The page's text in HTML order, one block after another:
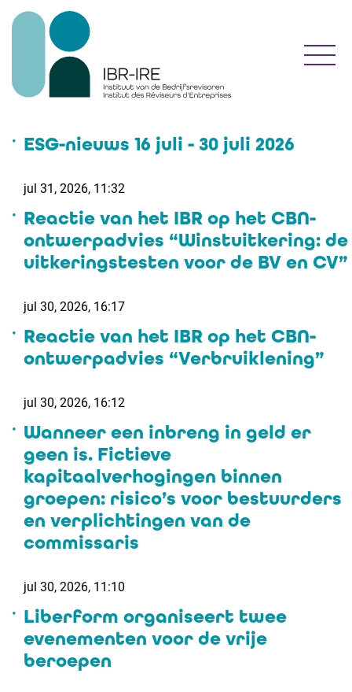
ESG-nieuws 16 juli - 30 juli 2026
jul 31, 2026, 11:32
Reactie van het IBR op het CBN-
ontwerpadvies “Winstuitkering: de
uitkeringstesten voor de BV en CV”
jul 30, 2026, 16:17
Reactie van het IBR op het CBN-
ontwerpadvies “Verbruiklening”
jul 30, 2026, 16:12
Wanneer een inbreng in geld er
geen is. Fictieve
kapitaalverhogingen binnen
groepen: risico’s voor bestuurders
en verplichtingen van de
commissaris
jul 30, 2026, 11:10
Liberform organiseert twee
evenementen voor de vrije
beroepen